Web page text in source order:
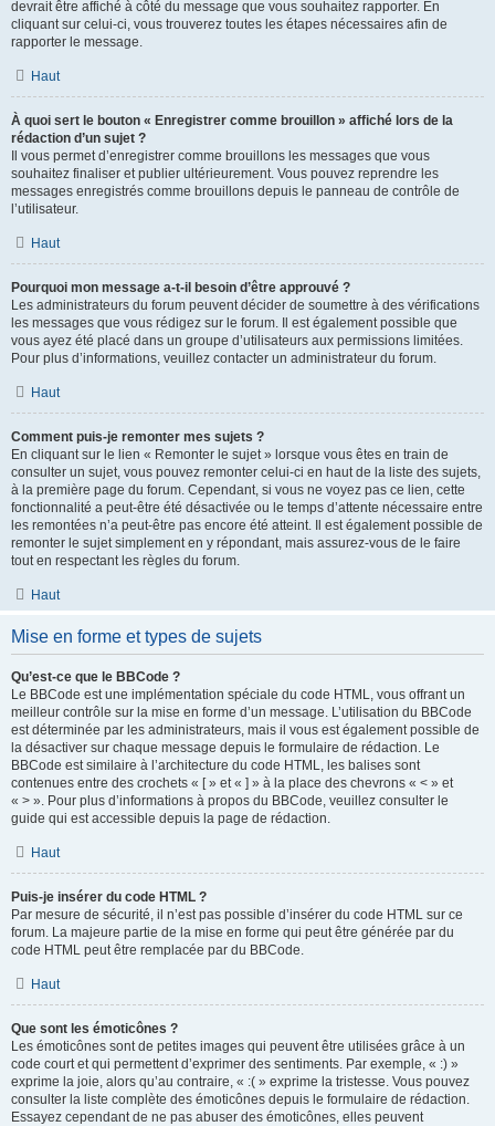
devrait être affiché à côté du message que vous souhaitez rapporter. En
cliquant sur celui-ci, vous trouverez toutes les étapes nécessaires afin de
rapporter le message.
Haut
À quoi sert le bouton « Enregistrer comme brouillon » affiché lors de la
rédaction d’un sujet ?
Il vous permet d’enregistrer comme brouillons les messages que vous
souhaitez finaliser et publier ultérieurement. Vous pouvez reprendre les
messages enregistrés comme brouillons depuis le panneau de contrôle de
l’utilisateur.
Haut
Pourquoi mon message a-t-il besoin d’être approuvé ?
Les administrateurs du forum peuvent décider de soumettre à des vérifications
les messages que vous rédigez sur le forum. Il est également possible que
vous ayez été placé dans un groupe d’utilisateurs aux permissions limitées.
Pour plus d’informations, veuillez contacter un administrateur du forum.
Haut
Comment puis-je remonter mes sujets ?
En cliquant sur le lien « Remonter le sujet » lorsque vous êtes en train de
consulter un sujet, vous pouvez remonter celui-ci en haut de la liste des sujets,
à la première page du forum. Cependant, si vous ne voyez pas ce lien, cette
fonctionnalité a peut-être été désactivée ou le temps d’attente nécessaire entre
les remontées n’a peut-être pas encore été atteint. Il est également possible de
remonter le sujet simplement en y répondant, mais assurez-vous de le faire
tout en respectant les règles du forum.
Haut
Mise en forme et types de sujets
Qu’est-ce que le BBCode ?
Le BBCode est une implémentation spéciale du code HTML, vous offrant un
meilleur contrôle sur la mise en forme d’un message. L’utilisation du BBCode
est déterminée par les administrateurs, mais il vous est également possible de
la désactiver sur chaque message depuis le formulaire de rédaction. Le
BBCode est similaire à l’architecture du code HTML, les balises sont
contenues entre des crochets « [ » et « ] » à la place des chevrons « < » et
« > ». Pour plus d’informations à propos du BBCode, veuillez consulter le
guide qui est accessible depuis la page de rédaction.
Haut
Puis-je insérer du code HTML ?
Par mesure de sécurité, il n’est pas possible d’insérer du code HTML sur ce
forum. La majeure partie de la mise en forme qui peut être générée par du
code HTML peut être remplacée par du BBCode.
Haut
Que sont les émoticônes ?
Les émoticônes sont de petites images qui peuvent être utilisées grâce à un
code court et qui permettent d’exprimer des sentiments. Par exemple, « :) »
exprime la joie, alors qu’au contraire, « :( » exprime la tristesse. Vous pouvez
consulter la liste complète des émoticônes depuis le formulaire de rédaction.
Essayez cependant de ne pas abuser des émoticônes, elles peuvent